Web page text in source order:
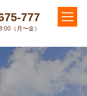
777
（月〜金）